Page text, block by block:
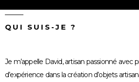
QUI SUIS-JE ?
Je m’appelle David, artisan passionné avec
d’expérience dans la création d’objets